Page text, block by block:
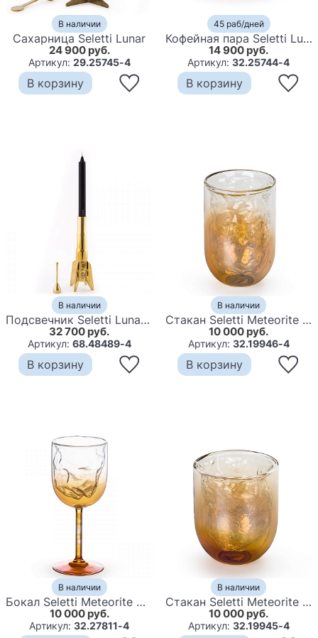
В наличии
Сахарница Seletti Lunar
24 900 руб.
Артикул: 29.25745-4
В корзину
45 раб/дней
Кофейная пара Seletti Lunar
14 900 руб.
Артикул:32.25744-4
В корзину
В наличии
Подсвечник Seletti Lunar Hard Rocket
32 700 руб.
Артикул: 68.48489-4
В корзину
В наличии
Стакан Seletti Meteorite H12
10 000 руб.
Артикул: 32.19946-4
В корзину
В наличии
Бокал Seletti Meteorite Wine
10 000 руб.
Артикул:32.27811-4
В наличии
Стакан Seletti Meteorite H10
10 000 руб.
Артикул: 32.19945-4